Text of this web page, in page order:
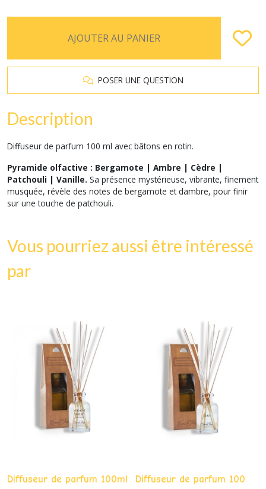
AJOUTER AU PANIER
POSER UNE QUESTION
Description
Diffuseur de parfum 100 ml avec bâtons en rotin.
Pyramide olfactive : Bergamote | Ambre | Cèdre |
Patchouli | Vanille. Sa présence mystérieuse, vibrante, finement
musquée, révèle des notes de bergamote et dambre, pour finir
sur une touche de patchouli.
Vous pourriez aussi être intéressé
par
Diffuseur de parfum 100ml
Diffuseur de parfum 100